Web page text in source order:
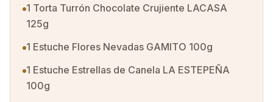
1 Torta Turrón Chocolate Crujiente LACASA
125g
1 Estuche Flores Nevadas GAMITO 100g
1 Estuche Estrellas de Canela LA ESTEPEÑA
100g